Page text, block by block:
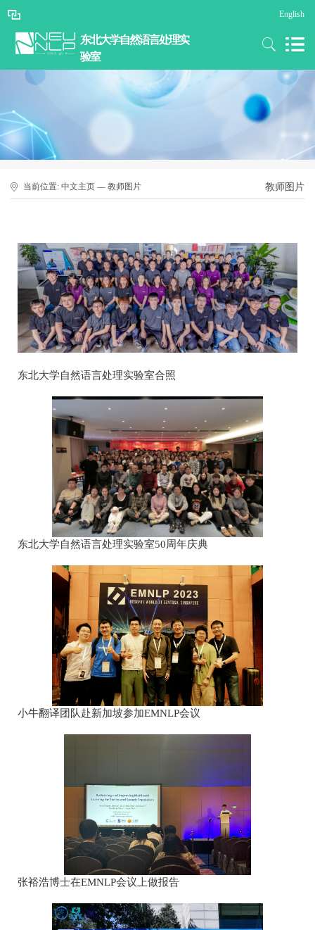
东北大学自然语言处理实
验室
English
当前位置: 中文主页 — 教师图片 教师图片
东北大学自然语言处理实验室合照
东北大学自然语言处理实验室50周年庆典
小牛翻译团队赴新加坡参加EMNLP会议
张裕浩博士在EMNLP会议上做报告